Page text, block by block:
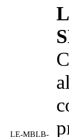
LE-MBLB-